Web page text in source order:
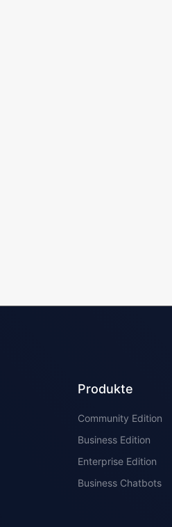
Produkte
Community Edition
Business Edition
Enterprise Edition
Business Chatbots